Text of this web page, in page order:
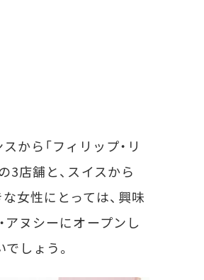
から「フィリップ・リ
の3店舗と、スイスから
女性にとっては、興味
アヌシーにオープンし
しょう。